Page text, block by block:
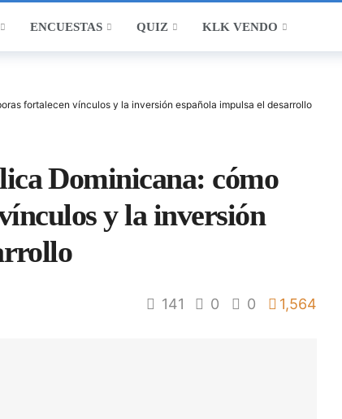
ENCUESTAS QUIZ KLK VENDO
fortalecen vínculos y la inversión española impulsa el desarrollo
Dominicana: cómo
y la inversión
141 0 0 1,564